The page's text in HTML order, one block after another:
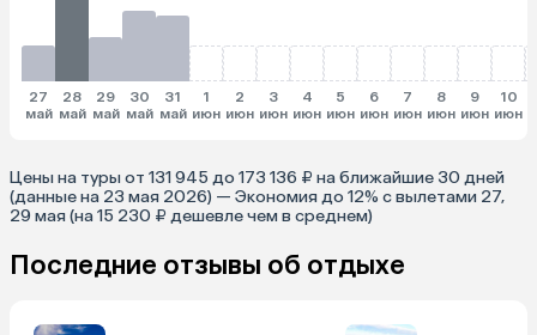
27
май
28
май
29
май
30
май
31
май
1
июн
2
июн
3
июн
4
июн
5
июн
6
июн
7
июн
8
июн
9
июн
10
июн
Цены на туры от 131 945 до 173 136 ₽ на ближайшие 30 дней
(данные на 23 мая 2026) — Экономия до 12% с вылетами 27,
29 мая (на 15 230 ₽ дешевле чем в среднем)
Последние отзывы об отдыхе